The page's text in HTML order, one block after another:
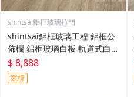
shintsai鋁框玻璃拉門
shintsai鋁框玻璃工程 鋁框公
佈欄 鋁框玻璃白板 軌道式白板
公告欄白板 磁性玻璃白板
$ 8,888
競標